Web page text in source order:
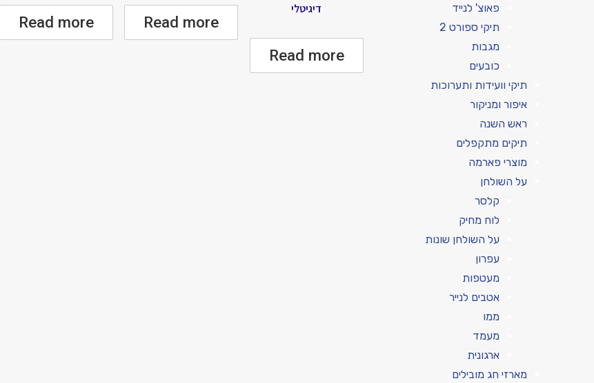
פאוצ' לנייד
תיקי ספורט 2
מגבות
כובעים
תיקי וועידות ותערוכות
איפור ומניקור
ראש השנה
תיקים מתקפלים
מוצרי פארמה
על השולחן
קלסר
לוח מחיק
על השולחן שונות
עפרון
מעטפות
אטבים לנייר
ממו
מעמד
ארגונית
מארזי חג מובילים
דיגיטלי
Read more
Read more
Read more